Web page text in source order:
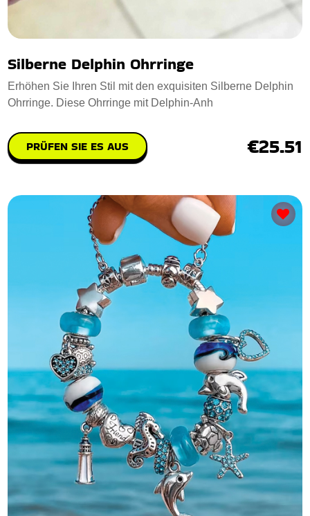
Silberne Delphin Ohrringe
Erhöhen Sie Ihren Stil mit den exquisiten Silberne Delphin
Ohrringe. Diese Ohrringe mit Delphin-Anh
PRÜFEN SIE ES AUS €25.51